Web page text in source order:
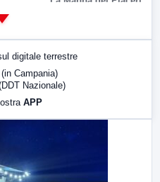
digitale terrestre
(in Campania)
Nazionale)
APP